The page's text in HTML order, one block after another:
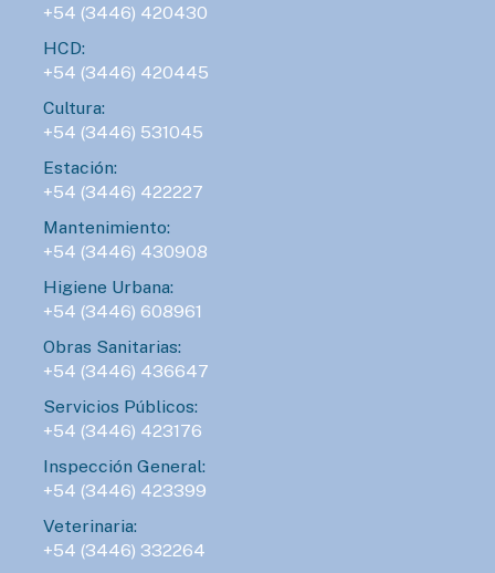
+54 (3446) 420430
HCD:
+54 (3446) 420445
Cultura:
+54 (3446) 531045
Estación:
+54 (3446) 422227
Mantenimiento:
+54 (3446) 430908
Higiene Urbana:
+54 (3446) 608961
Obras Sanitarias:
+54 (3446) 436647
Servicios Públicos:
+54 (3446) 423176
Inspección General:
+54 (3446) 423399
Veterinaria:
+54 (3446) 332264